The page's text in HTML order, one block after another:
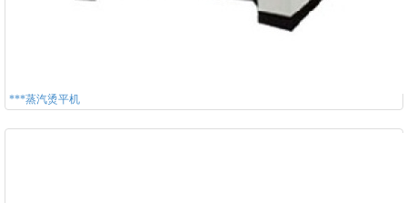
***蒸汽烫平机